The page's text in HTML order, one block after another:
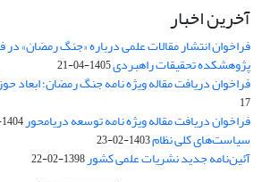
آخرین اخبار
فراخوان انتشار مقالات علمی درباره «جنگ رمضان»
پژوهشکده تحقیقات راهبردی1405-04-21
فراخوان دریافت مقاله ویژه نامه جنگ رمضان؛ ابعاد
17
فراخوان دریافت مقاله ویژه نامه توسعه دریامحور1404-08-26
سیاست‌های کلی نظام1403-02-23
آئین‌نامه جدید نشریات علمی کشور1398-02-22